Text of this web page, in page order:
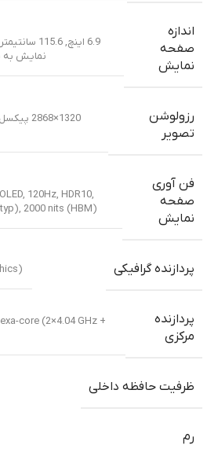
اندازه
صفحه
نمایش
6.9 اینچ,
نمایش به
رزولوشن
تصویر
فن آوری
صفحه
نمایش
120Hz, HDR10,
2000 nits (HBM)
پردازنده گرافیکی
پردازنده
مرکزی
core (2×4.04 GHz +
ظرفیت حافظه داخلی
رم